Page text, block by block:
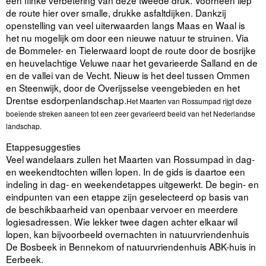
de route hier over smalle, drukke asfaltdijken. Dankzij
openstelling van veel uiterwaarden langs Maas en Waal is
het nu mogelijk om door een nieuwe natuur te struinen. Via
de Bommeler- en Tielerwaard loopt de route door de bosrijke
en heuvelachtige Veluwe naar het gevarieerde Salland en de
en de vallei van de Vecht. Nieuw is het deel tussen Ommen
en Steenwijk, door de Overijsselse veengebieden en het
Drentse esdorpenlandschap.Het Maarten van Rossumpad rijgt deze
boeiende streken aaneen tot een zeer gevarieerd beeld van het Nederlandse
landschap.
Etappesuggesties
Veel wandelaars zullen het Maarten van Rossumpad in dag-
en weekendtochten willen lopen. In de gids is daartoe een
indeling in dag- en weekendetappes uitgewerkt. De begin- en
eindpunten van een etappe zijn geselecteerd op basis van
de beschikbaarheid van openbaar vervoer en meerdere
logiesadressen. Wie lekker twee dagen achter elkaar wil
lopen, kan bijvoorbeeld overnachten in natuurvriendenhuis
De Bosbeek in Bennekom of natuurvriendenhuis ABK-huis in
Eerbeek.